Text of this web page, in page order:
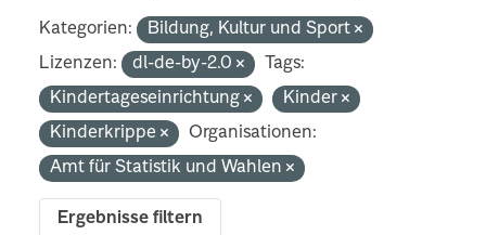
Kategorien:
Bildung, Kultur und Sport
Lizenzen:
dl-de-by-2.0
Tags:
Kindertageseinrichtung
Kinder
Kinderkrippe
Organisationen:
Amt für Statistik und Wahlen
Ergebnisse filtern